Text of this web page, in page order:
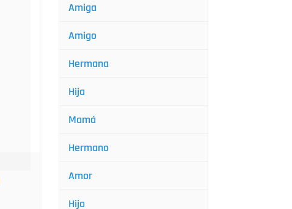
Amiga
Amigo
Hermana
Hija
Mamá
Hermano
Amor
Hijo